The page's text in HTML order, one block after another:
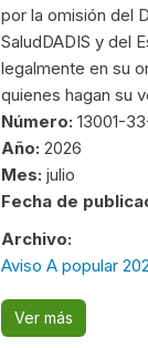
por la omisión del
SaludDADIS y del
legalmente en su
quienes hagan su
Número: 13001-
Año: 2026
Mes: julio
Fecha de
Archivo:
Aviso A popular
Ver más